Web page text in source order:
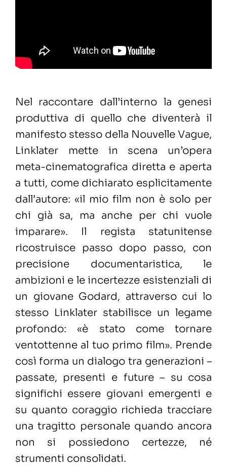
Nel raccontare dall’interno la genesi
produttiva di quello che diventerà il
manifesto stesso della Nouvelle Vague,
Linklater mette in scena un’opera
meta-cinematografica diretta e aperta
a tutti, come dichiarato esplicitamente
dall’autore: «il mio film non è solo per
chi già sa, ma anche per chi vuole
imparare». Il regista statunitense
ricostruisce passo dopo passo, con
precisione documentaristica, le
ambizioni e le incertezze esistenziali di
un giovane Godard, attraverso cui lo
stesso Linklater stabilisce un legame
profondo: «è stato come tornare
ventottenne al tuo primo film». Prende
così forma un dialogo tra generazioni –
passate, presenti e future – su cosa
significhi essere giovani emergenti e
su quanto coraggio richieda tracciare
una tragitto personale quando ancora
non si possiedono certezze, né
strumenti consolidati.